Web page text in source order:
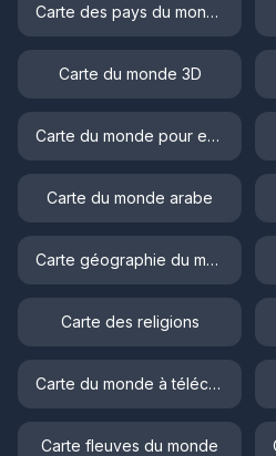
Carte des pays du monde
Carte du monde 3D
Carte du monde pour enfant
Carte du monde arabe
Carte géographie du monde
Carte des religions
Carte du monde à télécharger
Carte fleuves du monde